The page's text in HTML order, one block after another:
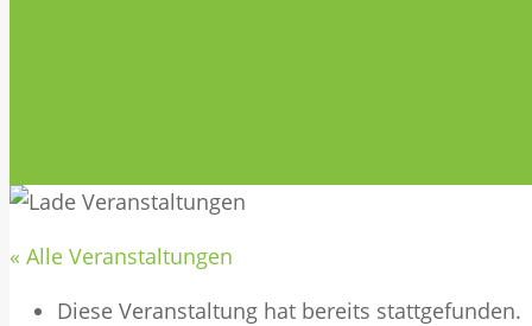
« Alle Veranstaltungen
Diese Veranstaltung hat bereits stattgefunden.